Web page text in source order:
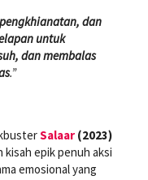
dan
untuk
dan membalas
.”
Salaar (2023)
kisah epik penuh aksi
emosional yang